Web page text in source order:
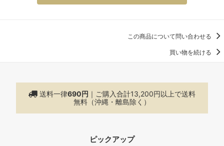
この商品について問い合わせる
買い物を続ける
送料一律690円 ｜ご購入合計13,200円以上で送料
無料（沖縄・離島除く）
ピックアップ